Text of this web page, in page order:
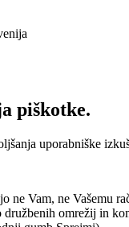
piškotke.
uporabniške
Vam, ne Vašemu
družbenih omrežij in